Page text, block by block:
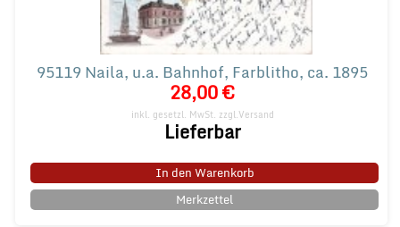
95119 Naila, u.a. Bahnhof, Farblitho, ca. 1895
28,00 €
inkl. gesetzl. MwSt. zzgl.Versand
Lieferbar
In den Warenkorb
Merkzettel